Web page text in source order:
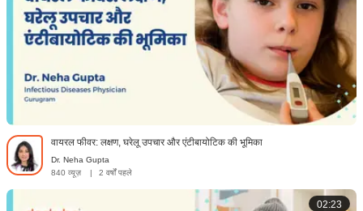
वायरल फीवर: लक्षण, घरेलू उपचार और एंटीबायोटिक की भूमिका
Dr. Neha Gupta
840 व्यूज़
| 2 वर्षों पहले
02:23